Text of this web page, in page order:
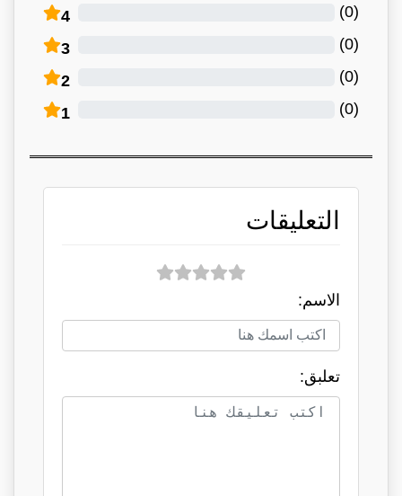
4 (
0
)
3 (
0
)
2 (
0
)
1 (
0
)
التعليقات
الاسم:
تعلبق: